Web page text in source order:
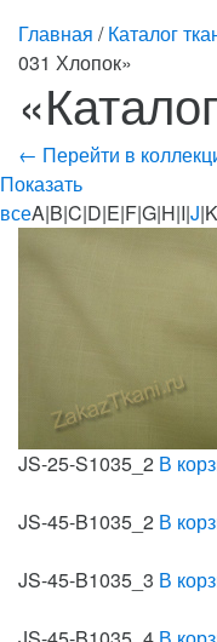
Главная /Каталог
031 Хлопок»
← Перейти в
Показать
всеA|B|C|D|E|F|G|H|I|J
JS-25-S1035_2 В
JS-45-B1035_2 В
JS-45-B1035_3 В